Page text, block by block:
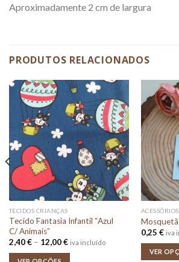
Aproximadamente 2 cm de largura
PRODUTOS RELACIONADOS
TECIDOS CRIANÇAS
Tecido Fantasia Infantil “Azul
C/ Animais”
2,40€ – 12,00€Price
iva incluído
0,25 € iva
VER